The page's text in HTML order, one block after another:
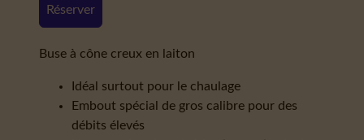
Réserver
Buse à cône creux en laiton
Idéal surtout pour le chaulage
Embout spécial de gros calibre pour des
débits élevés